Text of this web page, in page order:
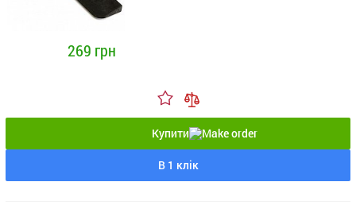
269 грн
Купити
В 1 клік